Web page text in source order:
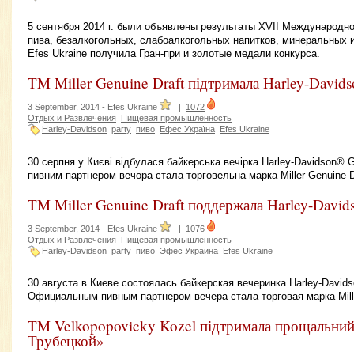
5 сентября 2014 г. были объявлены результаты XVII
пива, безалкогольных, слабоалкогольных напитков, минеральных
Efes Ukraine получила Гран-при и золотые медали конкурса.
TM Miller Genuine Draft підтримала Harley-
3 September, 2014 - Efes Ukraine | 1072
Отдых и Развлечения Пищевая промышленность
Harley-Davidson party пиво Ефес Україна Efes Ukraine
30 серпня у Києві відбулася байкерська вечірка Harley-Davidson®
пивним партнером вечора стала торговельна марка Miller Genuine
TM Miller Genuine Draft поддержала Harley-
3 September, 2014 - Efes Ukraine | 1076
Отдых и Развлечения Пищевая промышленность
Harley-Davidson party пиво Эфес Украина Efes Ukraine
30 августа в Киеве состоялась байкерская вечеринка Harley-
Официальным пивным партнером вечера стала торговая марка
TM Velkopopovicky Kozel підтримала
Трубецкой»